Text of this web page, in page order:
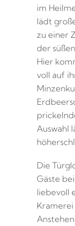
im
lädt
zu einer
der
Hier
voll auf
Auswahl
Die
Gäste
liebevoll
Kramerei